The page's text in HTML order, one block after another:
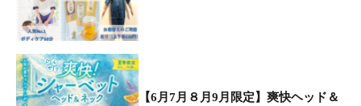
【6月7月８月9月限定】爽快ヘッド＆